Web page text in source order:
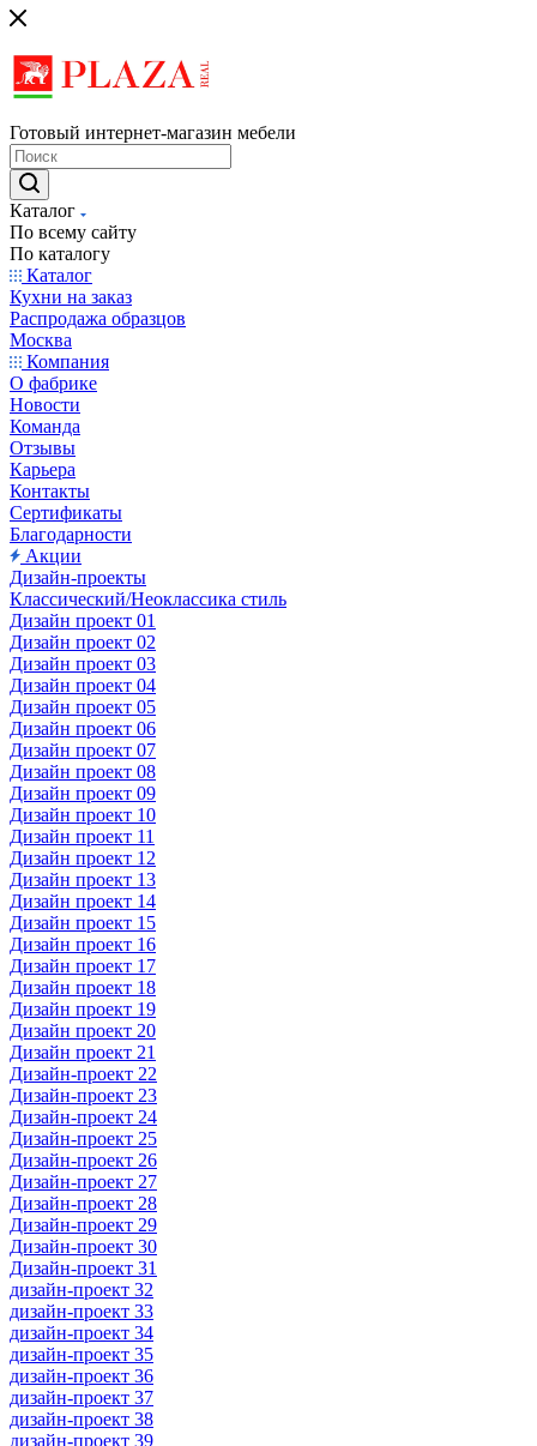
Готовый интернет-магазин мебели
Каталог
По всему сайту
По каталогу
Каталог
Кухни на заказ
Распродажа образцов
Москва
Компания
О фабрике
Новости
Команда
Отзывы
Карьера
Контакты
Сертификаты
Благодарности
Акции
Дизайн-проекты
Классический/Неоклассика стиль
Дизайн проект 01
Дизайн проект 02
Дизайн проект 03
Дизайн проект 04
Дизайн проект 05
Дизайн проект 06
Дизайн проект 07
Дизайн проект 08
Дизайн проект 09
Дизайн проект 10
Дизайн проект 11
Дизайн проект 12
Дизайн проект 13
Дизайн проект 14
Дизайн проект 15
Дизайн проект 16
Дизайн проект 17
Дизайн проект 18
Дизайн проект 19
Дизайн проект 20
Дизайн проект 21
Дизайн-проект 22
Дизайн-проект 23
Дизайн-проект 24
Дизайн-проект 25
Дизайн-проект 26
Дизайн-проект 27
Дизайн-проект 28
Дизайн-проект 29
Дизайн-проект 30
Дизайн-проект 31
дизайн-проект 32
дизайн-проект 33
дизайн-проект 34
дизайн-проект 35
дизайн-проект 36
дизайн-проект 37
дизайн-проект 38
дизайн-проект 39